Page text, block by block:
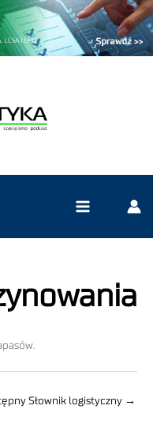
Słownik logistyczny →